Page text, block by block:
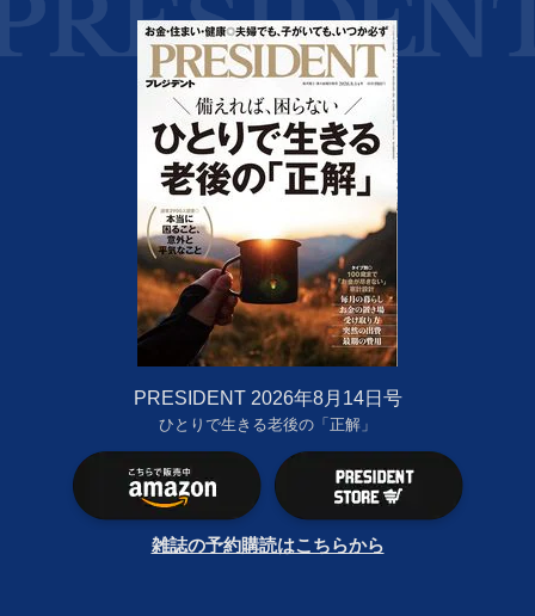
PRESIDENT 2026年8月14日号
ひとりで生きる老後の「正解」
雑誌の予約購読はこちらから